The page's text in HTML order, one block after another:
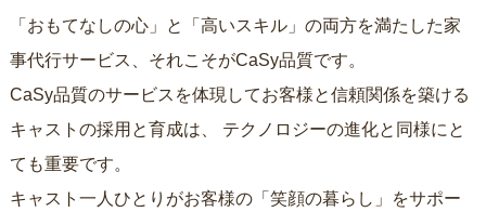
「おもてなしの心」と「高いスキル」の両方を満たした家
事代行サービス、それこそがCaSy品質です。
CaSy品質のサービスを体現してお客様と信頼関係を築ける
キャストの採用と育成は、
ても重要です。
キャスト一人ひとりがお客様の「笑顔の暮らし」をサポー